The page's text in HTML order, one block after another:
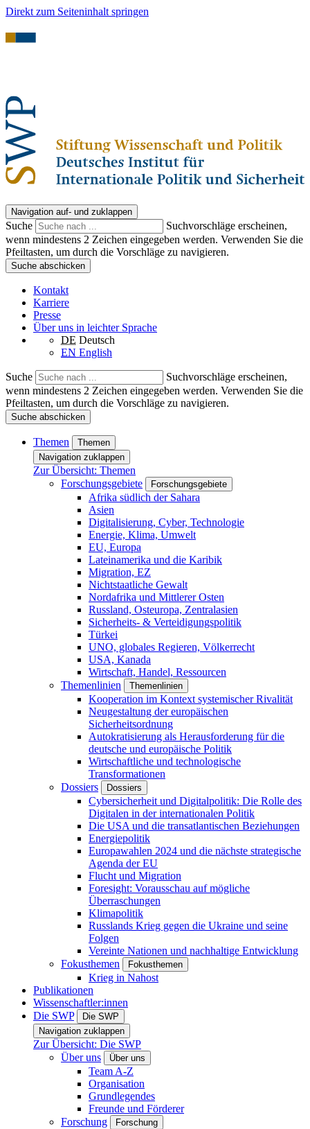
Direkt zum Seiteninhalt springen
Navigation auf- und zuklappen
Suche
Suchvorschläge erscheinen,
wenn mindestens 2 Zeichen eingegeben werden. Verwenden Sie die
Pfeiltasten, um durch die Vorschläge zu navigieren.
Suche abschicken
Kontakt
Karriere
Presse
Über uns in leichter Sprache
DE Deutsch
EN English
Suche
Suchvorschläge erscheinen,
wenn mindestens 2 Zeichen eingegeben werden. Verwenden Sie die
Pfeiltasten, um durch die Vorschläge zu navigieren.
Suche abschicken
Themen
Themen
Navigation zuklappen
Zur Übersicht: Themen
Forschungsgebiete
Forschungsgebiete
Afrika südlich der Sahara
Asien
Digitalisierung, Cyber, Technologie
Energie, Klima, Umwelt
EU, Europa
Lateinamerika und die Karibik
Migration, EZ
Nichtstaatliche Gewalt
Nordafrika und Mittlerer Osten
Russland, Osteuropa, Zentralasien
Sicherheits- & Verteidigungspolitik
Türkei
UNO, globales Regieren, Völkerrecht
USA, Kanada
Wirtschaft, Handel, Ressourcen
Themenlinien
Themenlinien
Kooperation im Kontext systemischer Rivalität
Neugestaltung der europäischen
Sicherheitsordnung
Autokratisierung als Herausforderung für die
deutsche und europäische Politik
Wirtschaftliche und technologische
Transformationen
Dossiers
Dossiers
Cybersicherheit und Digitalpolitik: Die Rolle des
Digitalen in der internationalen Politik
Die USA und die transatlantischen Beziehungen
Energiepolitik
Europawahlen 2024 und die nächste strategische
Agenda der EU
Flucht und Migration
Foresight: Vorausschau auf mögliche
Überraschungen
Klimapolitik
Russlands Krieg gegen die Ukraine und seine
Folgen
Vereinte Nationen und nachhaltige Entwicklung
Fokusthemen
Fokusthemen
Krieg in Nahost
Publikationen
Wissenschaftler:innen
Die SWP
Die SWP
Navigation zuklappen
Zur Übersicht: Die SWP
Über uns
Über uns
Team A-Z
Organisation
Grundlegendes
Freunde und Förderer
Forschung
Forschung